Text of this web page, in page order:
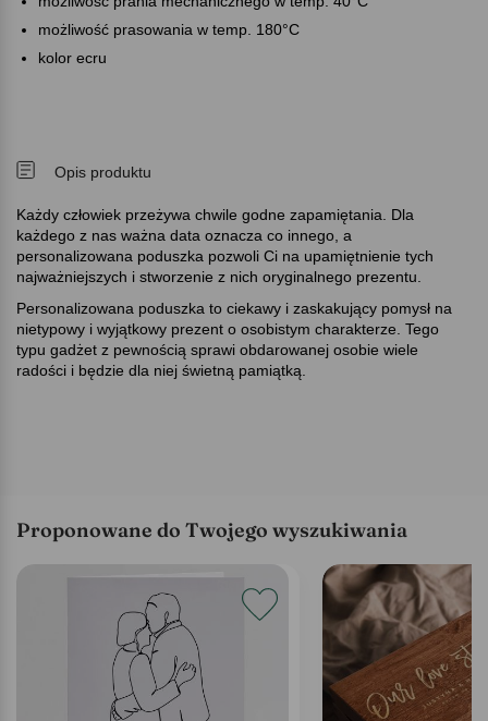
możliwość prasowania w temp. 180°C
kolor ecru
Opis produktu
Każdy człowiek przeżywa chwile godne zapamiętania. Dla
każdego z nas ważna data oznacza co innego, a
personalizowana poduszka pozwoli Ci na upamiętnienie tych
najważniejszych i stworzenie z nich oryginalnego prezentu.
Personalizowana poduszka to ciekawy i zaskakujący pomysł na
nietypowy i wyjątkowy prezent o osobistym charakterze. Tego
typu gadżet z pewnością sprawi obdarowanej osobie wiele
radości i będzie dla niej świetną pamiątką.
Proponowane do Twojego wyszukiwania